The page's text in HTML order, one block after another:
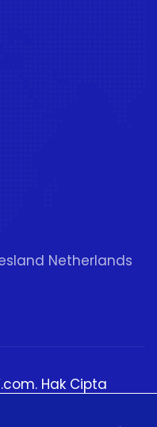
Netherlands
. Hak Cipta